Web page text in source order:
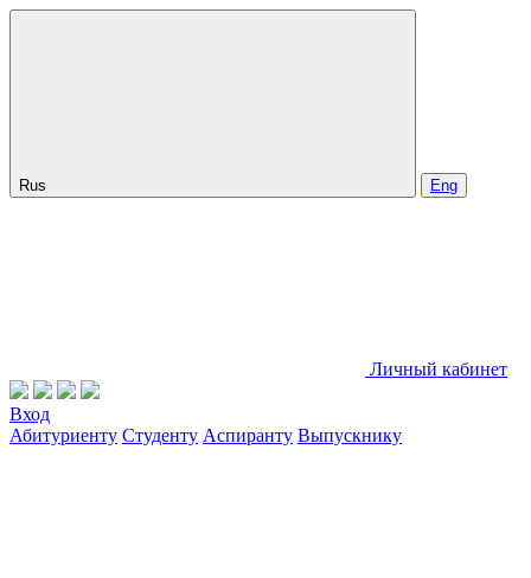
Rus Eng
Личный кабинет
Вход
Абитуриенту Студенту Аспиранту Выпускнику